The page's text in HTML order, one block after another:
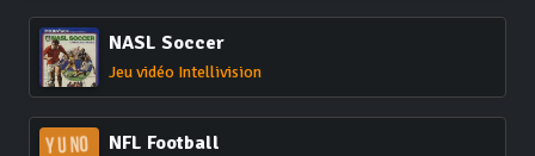
NASL Soccer
Jeu vidéo Intellivision
NFL Football